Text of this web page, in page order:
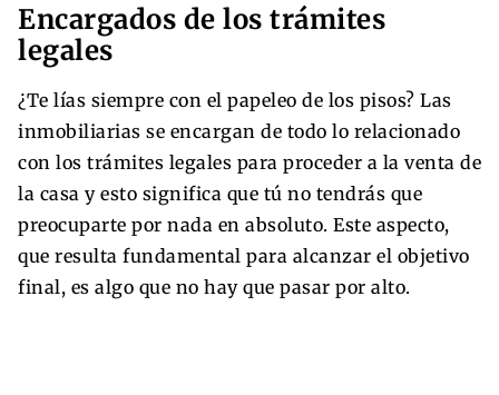
Encargados de los trámites
legales
¿Te lías siempre con el papeleo de los pisos? Las
inmobiliarias se encargan de todo lo relacionado
con los trámites legales para proceder a la venta de
la casa y esto significa que tú no tendrás que
preocuparte por nada en absoluto. Este aspecto,
que resulta fundamental para alcanzar el objetivo
final, es algo que no hay que pasar por alto.